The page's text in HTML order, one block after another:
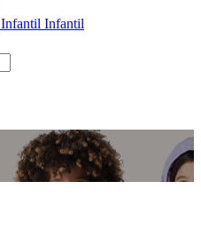
Infantil Infantil